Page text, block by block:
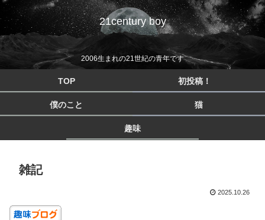
21century boy
2006生まれの21世紀の青年です
TOP 初投稿！
僕のこと 猫
趣味
雑記
2025.10.26